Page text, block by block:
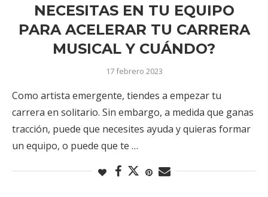
NECESITAS EN TU EQUIPO
PARA ACELERAR TU CARRERA
MUSICAL Y CUÁNDO?
17 febrero 2023
Como artista emergente, tiendes a empezar tu
carrera en solitario. Sin embargo, a medida que ganas
tracción, puede que necesites ayuda y quieras formar
un equipo, o puede que te …